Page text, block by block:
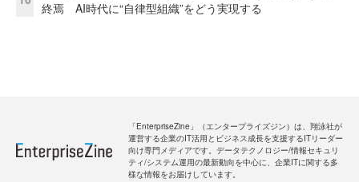
終焉 AI時代に“自律型組織”をどう実現する
「EnterpriseZine」（エンタープライズジン）は、翔泳社が
運営する企業のIT活用とビジネス成長を支援するITリーダー
向け専門メディアです。データテクノロジー/情報セキュリ
ティ/システム運用の最新動向を中心に、企業ITに関する多
様な情報をお届けしています。